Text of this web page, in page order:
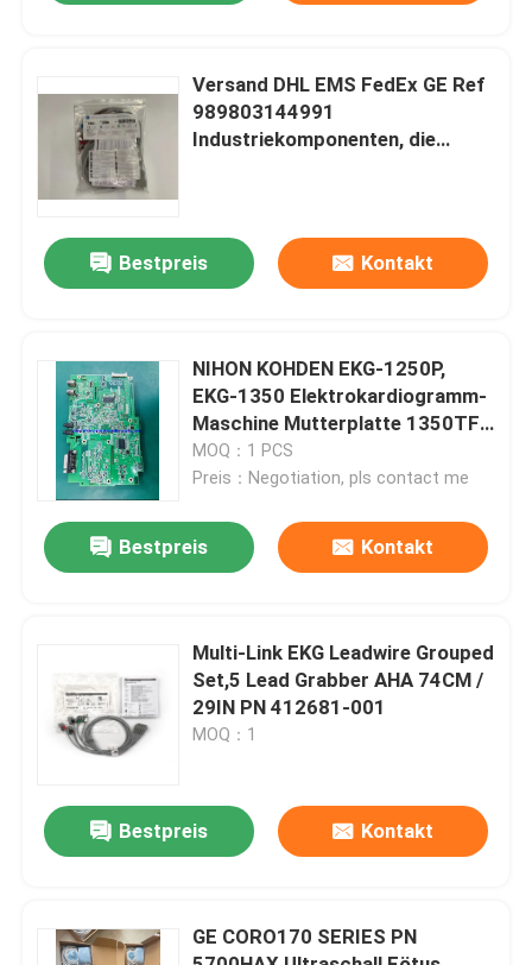
Zu Hause
Videos
Über uns
Werksbesichtigung
Qualitätskontrolle
Kontakt mit uns
Bitte um ein Angebot
Patientenmonitormodul
Versand DHL EMS FedEx GE Ref
989803144991
Industriekomponenten, die
Bestpreis
Kontakt
NIHON KOHDEN EKG-1250P,
EKG-1350 Elektrokardiogramm-
Maschine Mutterplatte 1350TFT
UT-2443 6190-904997C
MOQ：1 PCS
Preis：Negotiation, pls contact me
Bestpreis Kontakt
Multi-Link EKG Leadwire Grouped
Set,5 Lead Grabber AHA 74CM /
29IN PN 412681-001
MOQ：1
Bestpreis Kontakt
GE CORO170 SERIES PN